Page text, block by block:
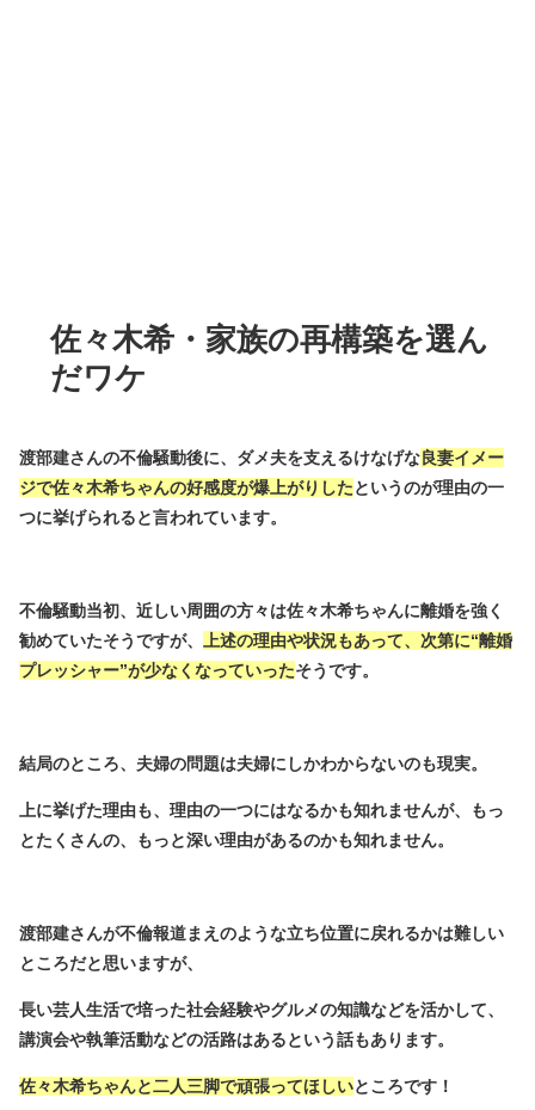
佐々木希・家族の再構築を選ん
だワケ
渡部建さんの不倫騒動後に、ダメ夫を支えるけなげな良妻イメー
ジで佐々木希ちゃんの好感度が爆上がりしたというのが理由の一
つに挙げられると言われています。
不倫騒動当初、近しい周囲の方々は佐々木希ちゃんに離婚を強く
勧めていたそうですが、
上述の理由や状況もあって、次第に“離婚
プレッシャー”が少なくなっていったそうです。
結局のところ、夫婦の問題は夫婦にしかわからないのも現実。
上に挙げた理由も、理由の一つにはなるかも知れませんが、もっ
とたくさんの、もっと深い理由があるのかも知れません。
渡部建さんが不倫報道まえのような立ち位置に戻れるかは難しい
ところだと思いますが、
長い芸人生活で培った社会経験やグルメの知識などを活かして、
講演会や執筆活動などの活路はあるという話もあります。
佐々木希ちゃんと二人三脚で頑張ってほしいところです！